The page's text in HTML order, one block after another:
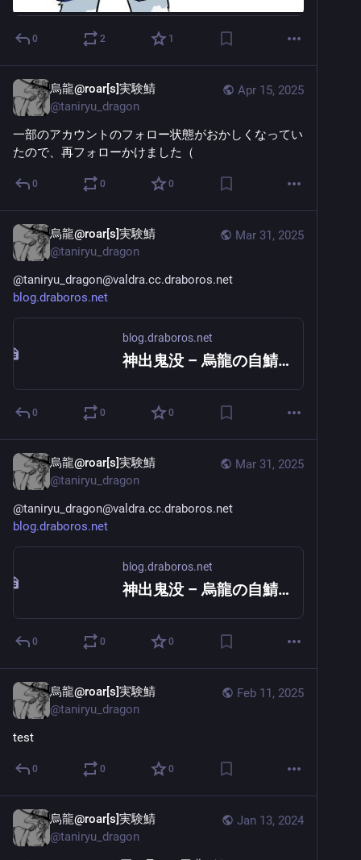
0 2 1
Apr 15, 2025
烏龍@roar[s]実験鯖
@taniryu_dragon
一部のアカウントのフォロー状態がおかしくなってい
たので、再フォローかけました（
0 0 0
Mar 31, 2025
烏龍@roar[s]実験鯖
@taniryu_dragon
@taniryu_dragon@valdra.cc.draboros.net
blog.draboros.net
blog.draboros.net
神出鬼没 – 烏龍の自鯖ブログ
0 0 0
Mar 31, 2025
烏龍@roar[s]実験鯖
@taniryu_dragon
@taniryu_dragon@valdra.cc.draboros.net
blog.draboros.net
blog.draboros.net
神出鬼没 – 烏龍の自鯖ブログ
0 0 0
Feb 11, 2025
烏龍@roar[s]実験鯖
@taniryu_dragon
test
0 0 0
Jan 13, 2024
烏龍@roar[s]実験鯖
@taniryu_dragon